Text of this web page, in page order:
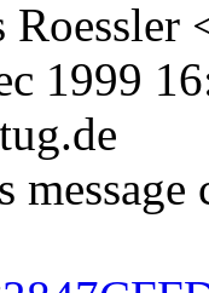
Roessler
1999